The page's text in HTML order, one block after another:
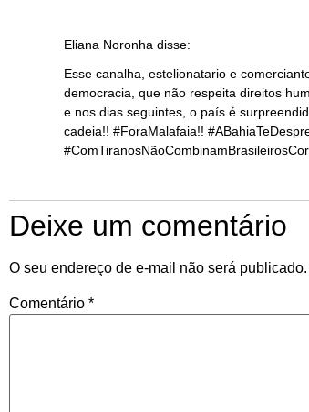
Eliana Noronha disse:
Esse canalha, estelionatario e
democracia, que não respeita direitos
e nos dias seguintes, o país é
cadeia!! #ForaMalafaia!!
Deixe um comentário
O seu endereço de e-mail não será publicado.
Comentário *